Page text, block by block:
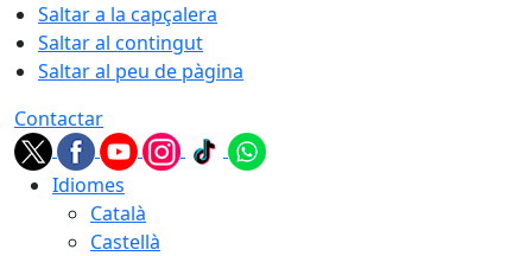
Saltar a la capçalera
Saltar al contingut
Saltar al peu de pàgina
Contactar
Idiomes
Català
Castellà